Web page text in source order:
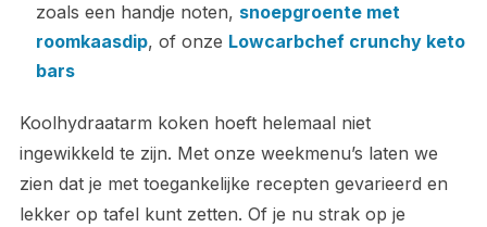
zoals een handje noten, snoepgroente met
roomkaasdip, of onze Lowcarbchef crunchy keto
bars
Koolhydraatarm koken hoeft helemaal niet
ingewikkeld te zijn. Met onze weekmenu’s laten we
zien dat je met toegankelijke recepten gevarieerd en
lekker op tafel kunt zetten. Of je nu strak op je